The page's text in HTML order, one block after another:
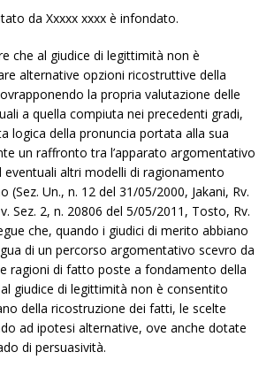
da Xxxxx xxxx è infondato.
che al giudice di legittimità non è
alternative opzioni ricostruttive della
la propria valutazione delle
a quella compiuta nei precedenti gradi,
logica della pronuncia portata alla sua
un raffronto tra l’apparato argomentativo
eventuali altri modelli di ragionamento
(Sez. Un., n. 12 del 31/05/2000, Jakani, Rv.
Sez. 2, n. 20806 del 5/05/2011, Tosto, Rv.
che, quando i giudici di merito abbiano
di un percorso argomentativo scevro da
ragioni di fatto poste a fondamento della
giudice di legittimità non è consentito
della ricostruzione dei fatti, le scelte
ad ipotesi alternative, ove anche dotate
di persuasività.